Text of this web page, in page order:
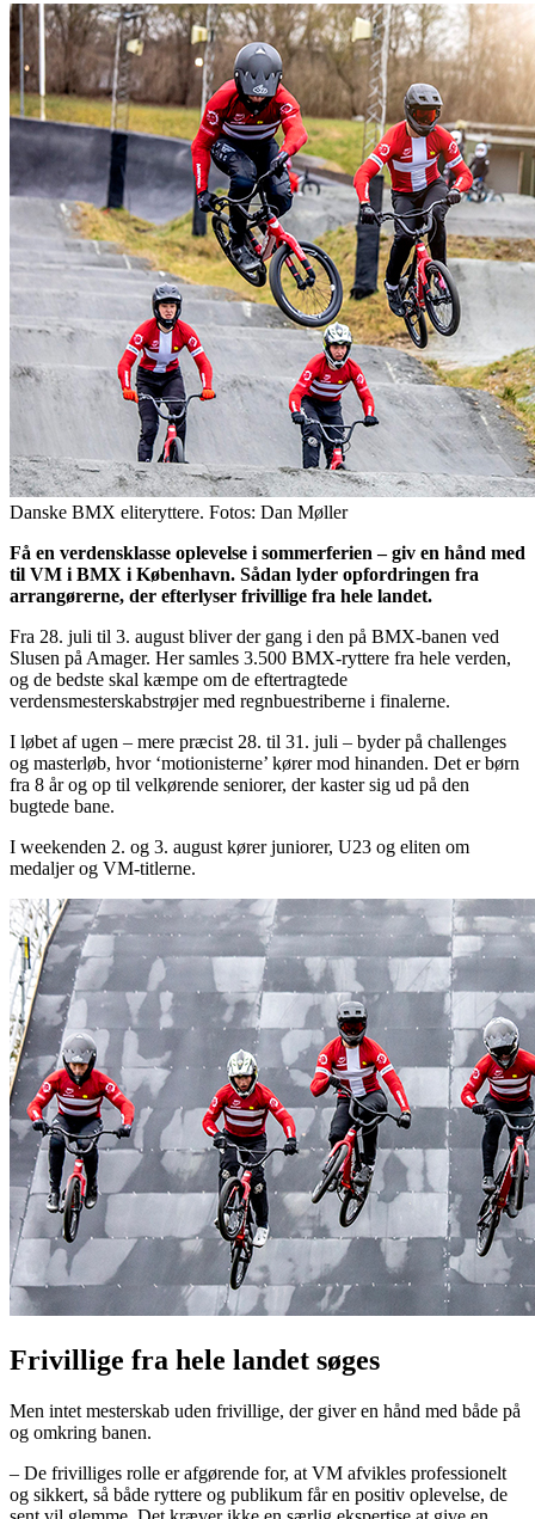
Danske BMX eliteryttere. Fotos: Dan Møller
Få en verdensklasse oplevelse i sommerferien – giv en hånd med
til VM i BMX i København. Sådan lyder opfordringen fra
arrangørerne, der efterlyser frivillige fra hele landet.
Fra 28. juli til 3. august bliver der gang i den på BMX-banen ved
Slusen på Amager. Her samles 3.500 BMX-ryttere fra hele verden,
og de bedste skal kæmpe om de eftertragtede
verdensmesterskabstrøjer med regnbuestriberne i finalerne.
I løbet af ugen – mere præcist 28. til 31. juli – byder på challenges
og masterløb, hvor ‘motionisterne’ kører mod hinanden. Det er børn
fra 8 år og op til velkørende seniorer, der kaster sig ud på den
bugtede bane.
I weekenden 2. og 3. august kører juniorer, U23 og eliten om
medaljer og VM-titlerne.
Frivillige fra hele landet søges
Men intet mesterskab uden frivillige, der giver en hånd med både på
og omkring banen.
– De frivilliges rolle er afgørende for, at VM afvikles professionelt
og sikkert, så både ryttere og publikum får en positiv oplevelse, de